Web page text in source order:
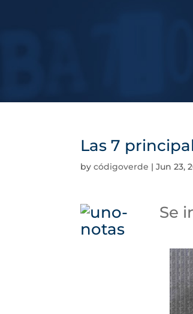
Las 7
bycódigoverde |Jun 23,
Se